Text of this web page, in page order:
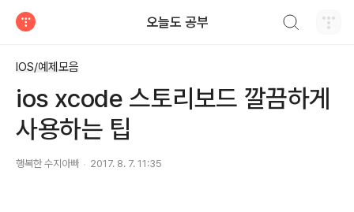
오늘도 공부
IOS/예제모음
ios xcode 스토리보드 깔끔하게
사용하는 팁
행복한 수지아빠 2017. 8. 7. 11:35